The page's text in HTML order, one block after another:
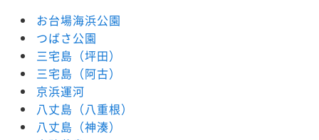
お台場海浜公園
つばさ公園
三宅島（坪田）
三宅島（阿古）
京浜運河
八丈島（八重根）
八丈島（神湊）